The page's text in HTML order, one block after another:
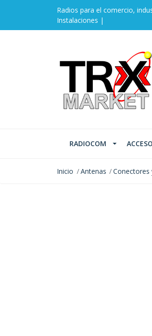
Radios para el comercio,
Instalaciones |
RADIOCOM
Inicio Antenas Conectores